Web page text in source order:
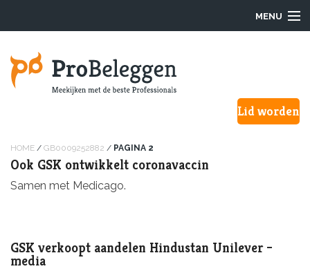
MENU
Hoe werkt het?
Onze Pro’s
Over ons
Lid worden
HOME / GB0009252882 / PAGINA 2
Ook GSK ontwikkelt coronavaccin
Samen met Medicago.
GSK verkoopt aandelen Hindustan Unilever –
media